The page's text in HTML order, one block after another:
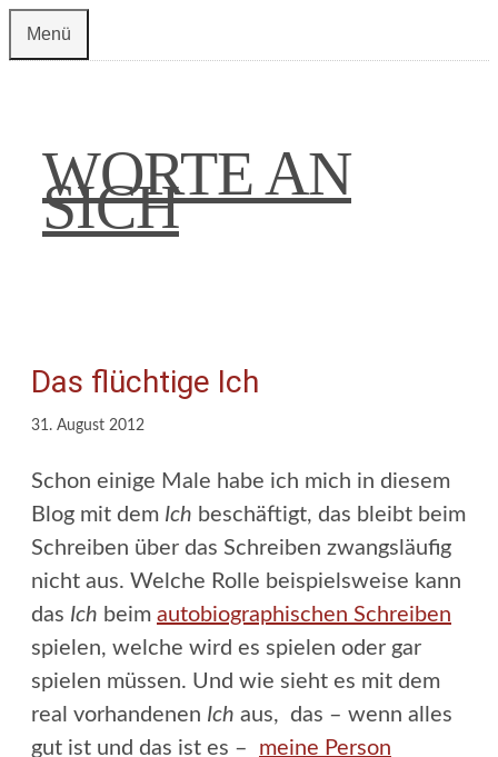
Zum
Inhalt
Menü
WORTE AN
SICH
Das flüchtige Ich
31. August 2012
Schon einige Male habe ich mich in diesem
Blog mit dem Ich beschäftigt, das bleibt beim
Schreiben über das Schreiben zwangsläufig
nicht aus. Welche Rolle beispielsweise kann
das Ich beim autobiographischen Schreiben
spielen, welche wird es spielen oder gar
spielen müssen. Und wie sieht es mit dem
real vorhandenen Ich aus, das – wenn alles
gut ist und das ist es – meine Person